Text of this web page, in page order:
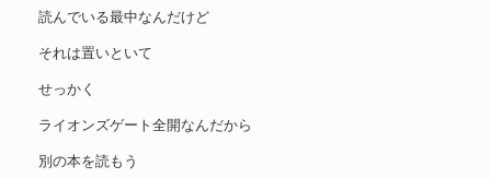
読んでいる最中なんだけど
それは置いといて
せっかく
ライオンズゲート全開なんだから
別の本を読もう